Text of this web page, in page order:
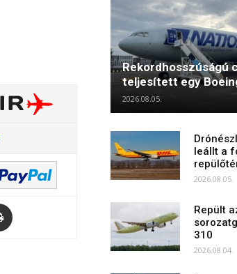
Rekordhosszúságú
teljesített egy
2026.08.05.
leállt a
2026.08.05.
Repült
310
2026.08.04.